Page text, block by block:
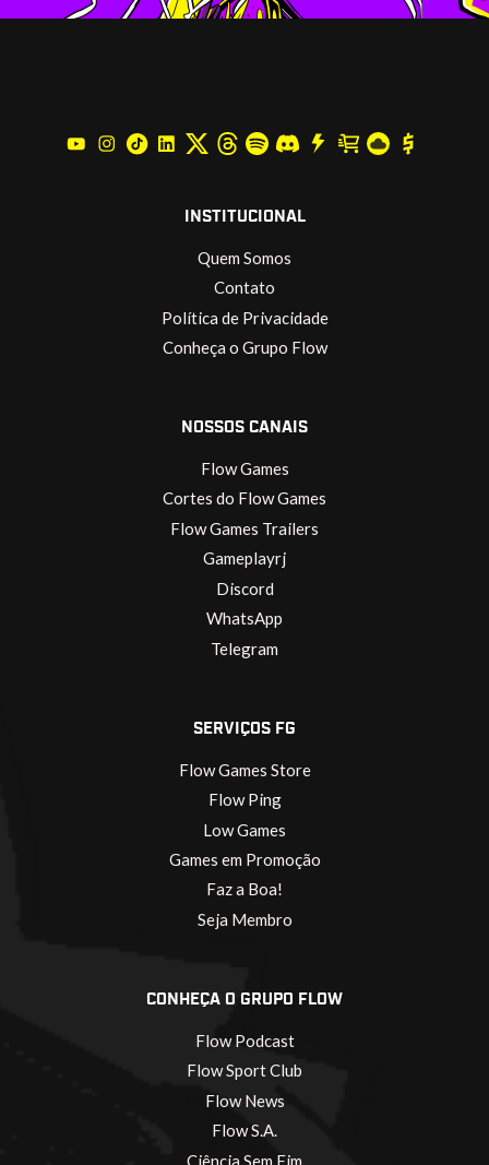
INSTITUCIONAL
Quem Somos
Contato
Política de Privacidade
Conheça o Grupo Flow
NOSSOS CANAIS
Flow Games
Cortes do Flow Games
Flow Games Trailers
Gameplayrj
Discord
WhatsApp
Telegram
SERVIÇOS FG
Flow Games Store
Flow Ping
Low Games
Games em Promoção
Faz a Boa!
Seja Membro
CONHEÇA O GRUPO FLOW
Flow Podcast
Flow Sport Club
Flow News
Flow S.A.
Ciência Sem Fim